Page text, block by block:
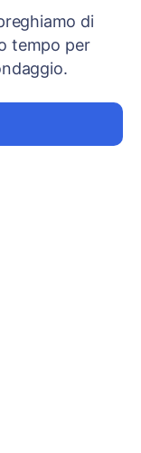
di
tempo per